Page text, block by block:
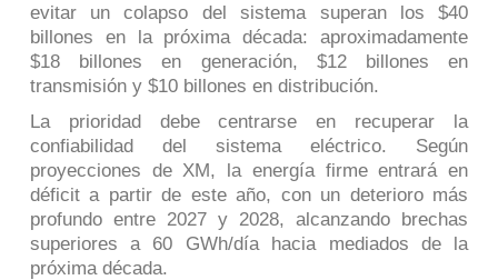
evitar un colapso del sistema superan los $40
billones en la próxima década: aproximadamente
$18 billones en generación, $12 billones en
transmisión y $10 billones en distribución.
La prioridad debe centrarse en recuperar la
confiabilidad del sistema eléctrico. Según
proyecciones de XM, la energía firme entrará en
déficit a partir de este año, con un deterioro más
profundo entre 2027 y 2028, alcanzando brechas
superiores a 60 GWh/día hacia mediados de la
próxima década.